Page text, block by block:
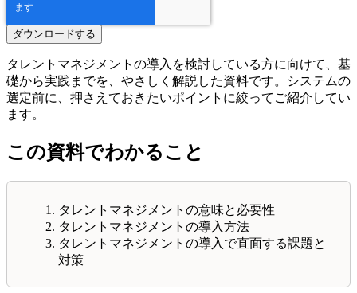
タレントマネジメントの導入を検討している方に向けて、基
礎から実践までを、やさしく解説した資料です。システムの
選定前に、押さえておきたいポイントに絞ってご紹介してい
ます。
この資料でわかること
タレントマネジメントの意味と必要性
タレントマネジメントの導入方法
タレントマネジメントの導入で直面する課題と
対策